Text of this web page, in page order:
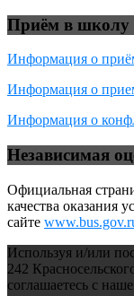
Приём в школу
Информация о
Информация о
Информация о
Независимая
Официальная
качества оказания
сайте
Используя и/или
242
соглашаетесь с